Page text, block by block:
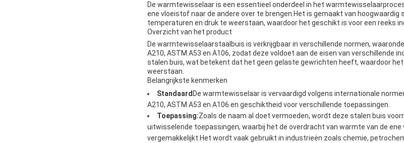
De warmtewisselaar is een essentieel onderdeel in het
ene vloeistof naar de andere over te brengen.Het is gemaakt van hoogwaardig
temperaturen en druk te weerstaan, waardoor het geschikt is voor een reeks
Overzicht van het product
De warmtewisselaarstaalbuis is verkrijgbaar in verschillende normen,
A210, ASTM A53 en A106, zodat deze voldoet aan de eisen van verschillende
stalen buis, wat betekent dat het geen gelaste gewrichten heeft, waardoor het
weerstaan.
Belangrijkste kenmerken
Standaard De warmtewisselaar is vervaardigd volgens internationale
A210, ASTM A53 en A106.en geschiktheid voor verschillende toepassingen.
Toepassing:Zoals de naam al doet vermoeden, wordt deze stalen buis
uitwisselende toepassingen, waarbij het de overdracht van warmte van de ene
vergemakkelijkt.Het wordt vaak gebruikt in industrieën zoals chemie,